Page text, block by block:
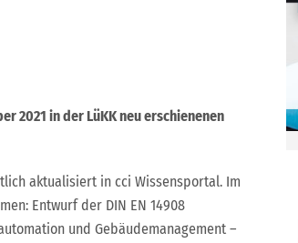
2021 in der LüKK neu erschienenen
aktualisiert in cci Wissensportal. Im
Entwurf der DIN EN 14908
und Gebäudemanagement –